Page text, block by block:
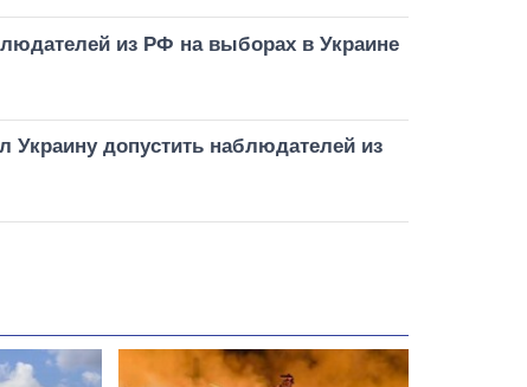
из РФ на выборах в Украине
Украину допустить наблюдателей из